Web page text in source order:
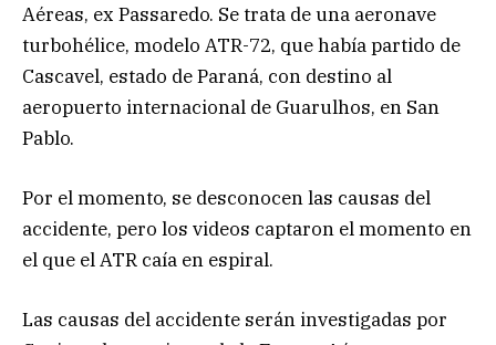
Aéreas, ex Passaredo. Se trata de una aeronave
turbohélice, modelo ATR-72, que había partido de
Cascavel, estado de Paraná, con destino al
aeropuerto internacional de Guarulhos, en San
Pablo.
Por el momento, se desconocen las causas del
accidente, pero los videos captaron el momento en
el que el ATR caía en espiral.
Las causas del accidente serán investigadas por